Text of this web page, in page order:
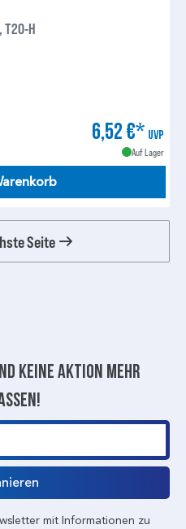
H
6,52 €* UVP
Auf Lager
Seite
keine aktion mehr
mit Informationen zu